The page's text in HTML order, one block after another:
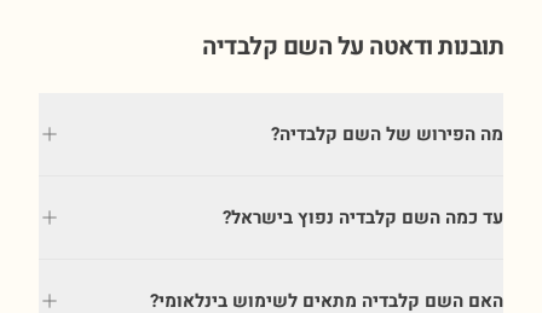
תובנות ודאטה על השם קלבדיה
מה הפירוש של השם קלבדיה?
עד כמה השם קלבדיה נפוץ בישראל?
האם השם קלבדיה מתאים לשימוש בינלאומי?